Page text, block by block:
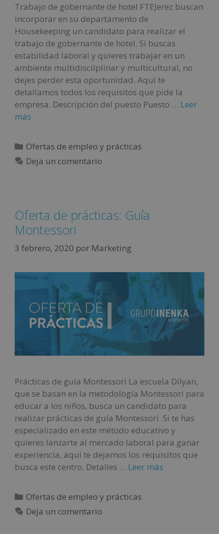
Trabajo de gobernante de hotel FTEJerez buscan
incorporar en su departamento de
Housekeeping un candidato para realizar el
trabajo de gobernante de hotel. Si buscas
estabilidad laboral y quieres trabajar en un
ambiente multidiscilplinar y multicultural, no
dejes perder esta oportunidad. Aquí te
detallamos todos los requisitos que pide la
empresa. Descripción del puesto Puesto … Leer
más
Ofertas de empleo y prácticas
Deja un comentario
Oferta de prácticas: Guía
Montessori
3 febrero, 2020 por Marketing
Prácticas de guía Montessori La escuela Dilyan,
que se basan en la metodología Montessori para
educar a los niños, busca un candidato para
realizar prácticas de guía Montessori. Si te has
especializado en este método educativo y
quieres lanzarte al mercado laboral para ganar
experiencia, aquí te dejamos los requisitos que
busca este centro. Detalles … Leer más
Ofertas de empleo y prácticas
Deja un comentario